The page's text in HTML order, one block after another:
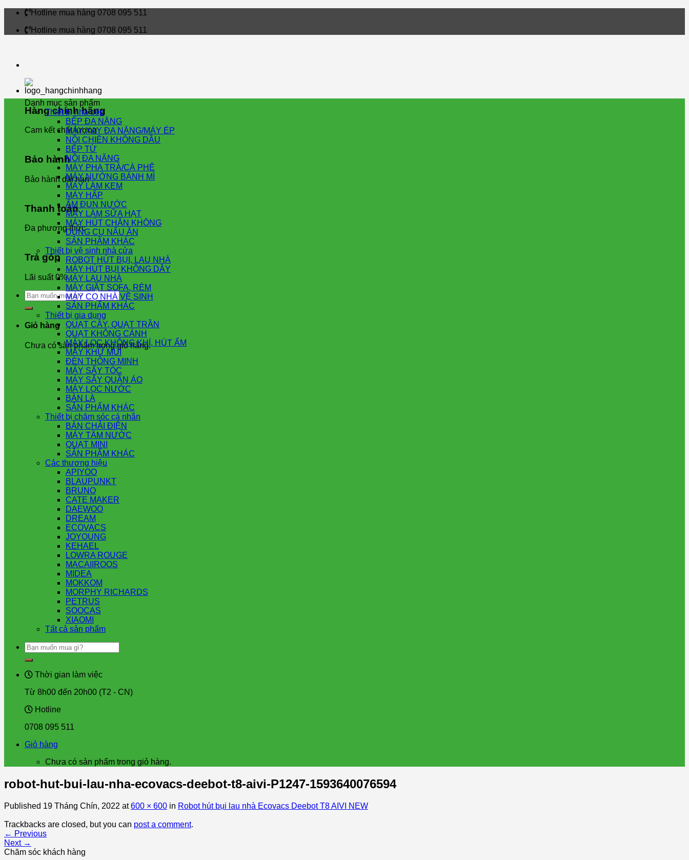
Skip
content
Hotline mua hàng 0708 095 511
Hotline mua hàng 0708 095 511
Hàng chính hãng
Cam kết chất lượng
Bảo hành
Bảo hành dài hạn
Thanh toán
Đa phương thức
Trả góp
Lãi suất 0%
Tìm
kiếm:
Giỏ hàng
Chưa có sản phẩm trong giỏ hàng.
Danh mục sản phẩm
Thiết bị nhà bếp
BẾP ĐA NĂNG
MÁY XAY ĐA NĂNG/MÁY ÉP
NỒI CHIÊN KHÔNG DẦU
BẾP TỪ
NỒI ĐA NĂNG
MÁY PHA TRÀ/CÀ PHÊ
MÁY NƯỚNG BÁNH MÌ
MÁY LÀM KEM
MÁY HẤP
ẤM ĐUN NƯỚC
MÁY LÀM SỮA HẠT
MÁY HÚT CHÂN KHÔNG
DỤNG CỤ NẤU ĂN
SẢN PHẨM KHÁC
Thiết bị vệ sinh nhà cửa
ROBOT HÚT BỤI, LAU NHÀ
MÁY HÚT BỤI KHÔNG DÂY
MÁY LAU NHÀ
MÁY GIẶT SOFA, RÈM
MÁY CỌ NHÀ VỆ SINH
SẢN PHẨM KHÁC
Thiết bị gia dụng
QUẠT CÂY, QUẠT TRẦN
QUẠT KHÔNG CÁNH
MÁY LỌC KHÔNG KHÍ, HÚT ẨM
MÁY KHỬ MÙI
ĐÈN THÔNG MINH
MÁY SẤY TÓC
MÁY SẤY QUẦN ÁO
MÁY LỌC NƯỚC
BÀN LÀ
SẢN PHẨM KHÁC
Thiết bị chăm sóc cá nhân
BÀN CHẢI ĐIỆN
MÁY TĂM NƯỚC
QUẠT MINI
SẢN PHẨM KHÁC
Các thương hiệu
APIYOO
BLAUPUNKT
BRUNO
CATE MAKER
DAEWOO
DREAM
ECOVACS
JOYOUNG
KEHAEL
LOWRA ROUGE
MACAIIROOS
MIDEA
MOKKOM
MORPHY RICHARDS
PETRUS
SOOCAS
XIAOMI
Tất cả sản phẩm
Tìm
kiếm:
Thời gian làm việc
Từ 8h00 đến 20h00 (T2 - CN)
Hotline
0708 095 511
Giỏ hàng
Chưa có sản phẩm trong giỏ hàng.
robot-hut-bui-lau-nha-ecovacs-deebot-t8-aivi-P1247-1593640076594
Published 19 Tháng Chín, 2022 at600 × 600 in Robot hút bụi lau nhà Ecovacs Deebot T8 AIVI NEW
Trackbacks are closed, but you can post a comment.
← Previous
Next →
Chăm sóc khách hàng